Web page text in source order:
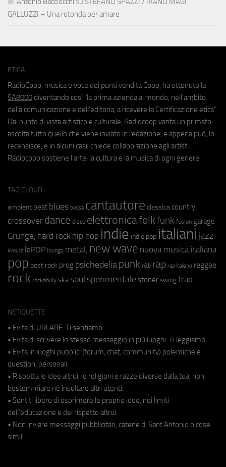
GALLUZZI – Una rotonda per amare
ETICA
RadioCoop, musica e voce dei punti vendita Coop, ha ottenuto la
SA8000 diventando così "la prima azienda al mondo, nell'ambito
della comunicazione e dell'editoria, a ricevere la Certificazione etica".
Dal punto di vista artistico e culturale, Radiocoop vanta un primato:
ascolta tutto quello che viene inviato in redazione, e appena può, lo
recensisce, e in alcuni casi, chiede collaborazione agli artisti.
Radiocoop sostiene l'arte, la cultura e la musica di ogni genere.
TAG CLOUD
ambient beat blues bossa cantautore classica country
crossover dance disco elettronicafolkfunk fusion garage
Grunge; hard rock hip hop indie indie pop italiani jazz
kimura laPOP lounge metal; new wave nuova musica italiana
pop post rock prog psichedeliapunk r&b rap rap italiano reggae
rock rockabilly ska soul sperimentale stoner swing trap
NETIQUETTE
• Evita di URLARE. Ti sentiamo.
• Evita di scrivere lo stesso messaggio in più luoghi. Ti leggiamo.
• Evita in luoghi pubblici (forum, chat, community) polemiche e
questioni personali.
• Rispetta le idee altrui, le religioni e razze diverse dalla tua, non
bestemmiare né insultare altri utenti.
• Sentiti libero di esprimere le proprie idee, nei limiti
dell'educazione e del rispetto altrui.
• Non inviare messaggi pubblicitari, catene di Sant'Antonio o cose
simili.